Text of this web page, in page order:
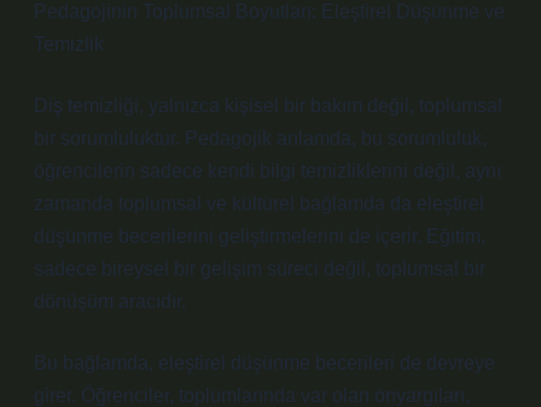
Pedagojinin Toplumsal Boyutları: Eleştirel Düşünme ve
Temizlik
Diş temizliği, yalnızca kişisel bir bakım değil, toplumsal
bir sorumluluktur. Pedagojik anlamda, bu sorumluluk,
öğrencilerin sadece kendi bilgi temizliklerini değil, aynı
zamanda toplumsal ve kültürel bağlamda da eleştirel
düşünme becerilerini geliştirmelerini de içerir. Eğitim,
sadece bireysel bir gelişim süreci değil, toplumsal bir
dönüşüm aracıdır.
Bu bağlamda, eleştirel düşünme becerileri de devreye
girer. Öğrenciler, toplumlarında var olan önyargıları,